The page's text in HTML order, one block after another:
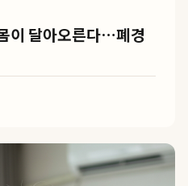
이 달아오른다…폐경